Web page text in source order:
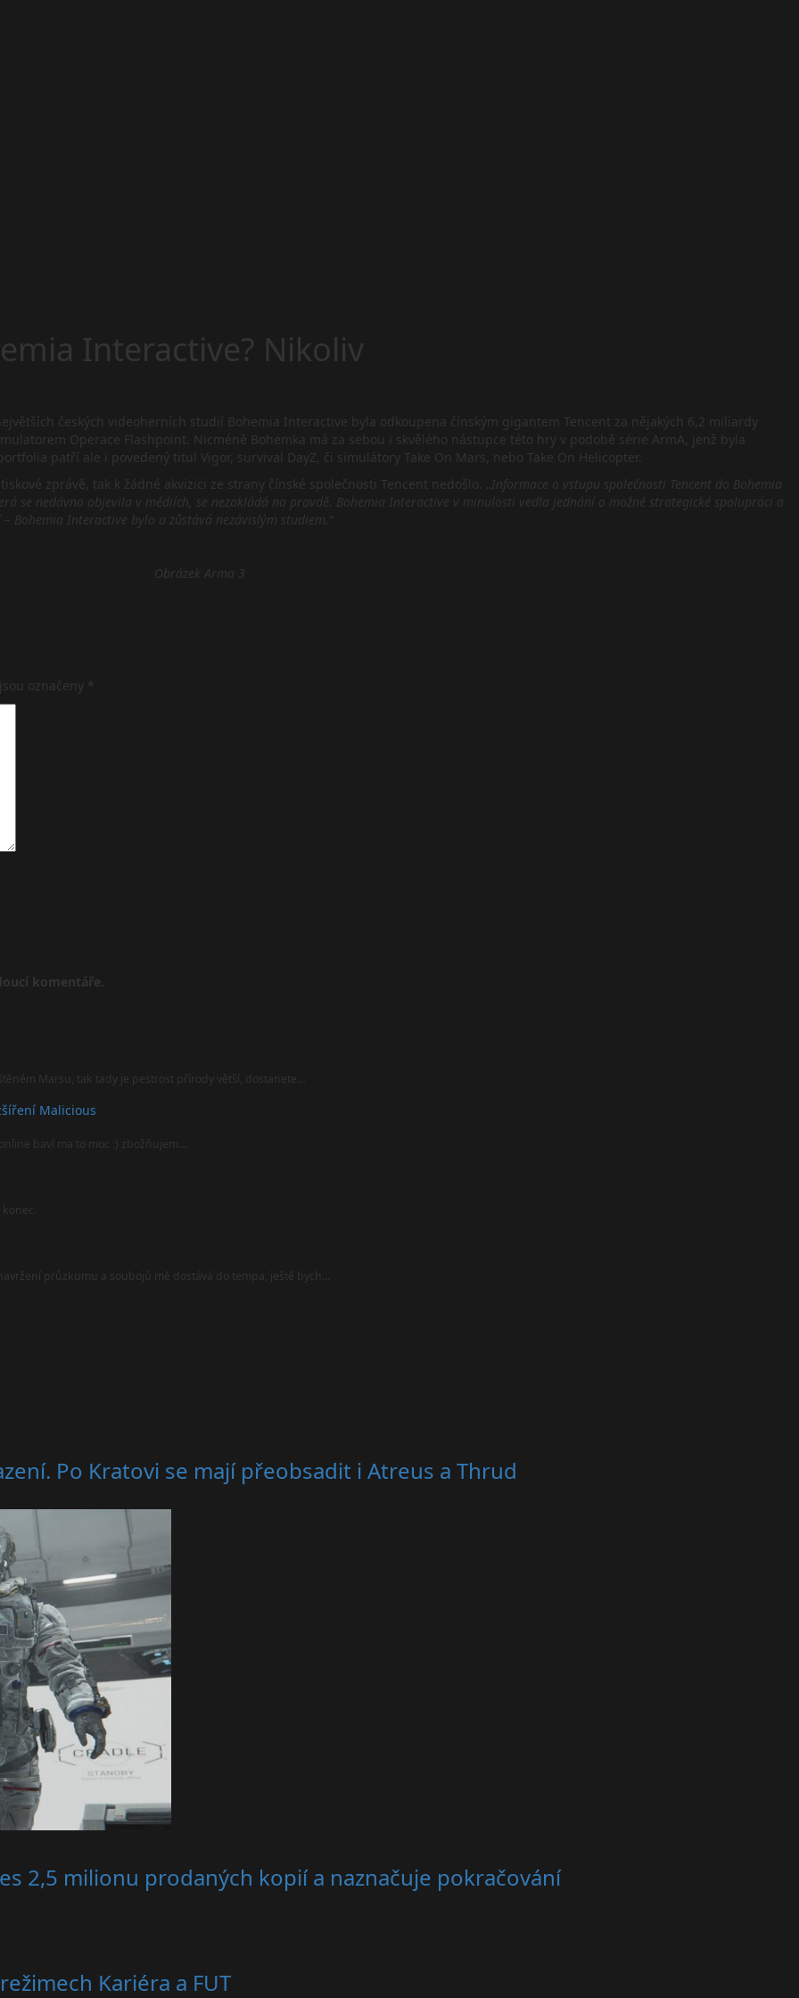
Interactive? Nikoliv
českých videoherních studií Bohemia Interactive byla odkoupena čínským gigantem Tencent za nějakých 6,2 miliardy
Operace Flashpoint. Nicméně Bohemka má za sebou i skvělého nástupce této hry v podobě série ArmA, jenž byla
patří ale i povedený titul Vigor, survival DayZ, či simulátory Take On Mars, nebo Take On Helicopter.
zprávě, tak k žádné akvizici ze strany čínské společnosti Tencent nedošlo. „Informace o vstupu společnosti Tencent do Bohemia
se nedávno objevila v médiích, se nezakládá na pravdě. Bohemia Interactive v minulosti vedla jednání o možné strategické spolupráci a
Bohemia Interactive bylo a zůstává nezávislým studiem. “
Obrázek Arma 3
označeny *
komentáře.
Marsu, tak tady je pestrost přírody větší, dostanete…
Malicious
baví ma to moc :) zbožňujem…
průzkumu a soubojů mě dostává do tempa, ještě bych…
Po Kratovi se mají přeobsadit i Atreus a Thrud
2,5 milionu prodaných kopií a naznačuje pokračování
Kariéra a FUT